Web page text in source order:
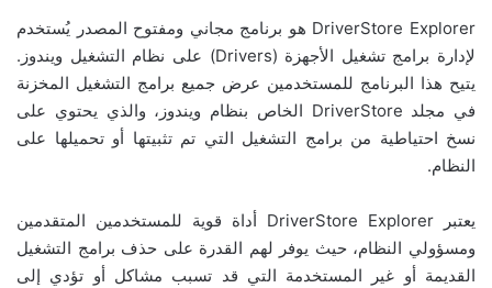
DriverStore Explorer هو برنامج مجاني ومفتوح المصدر يُستخدم
لإدارة برامج تشغيل الأجهزة (Drivers) على نظام التشغيل ويندوز.
يتيح هذا البرنامج للمستخدمين عرض جميع برامج التشغيل المخزنة
في مجلد DriverStore الخاص بنظام ويندوز، والذي يحتوي على
نسخ احتياطية من برامج التشغيل التي تم تثبيتها أو تحميلها على
النظام.
يعتبر DriverStore Explorer أداة قوية للمستخدمين المتقدمين
ومسؤولي النظام، حيث يوفر لهم القدرة على حذف برامج التشغيل
القديمة أو غير المستخدمة التي قد تسبب مشاكل أو تؤدي إلى